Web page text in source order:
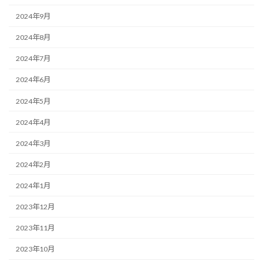
2024年9月
2024年8月
2024年7月
2024年6月
2024年5月
2024年4月
2024年3月
2024年2月
2024年1月
2023年12月
2023年11月
2023年10月